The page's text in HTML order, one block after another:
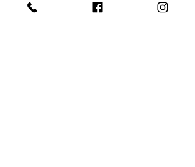
para utilizar en moscas secas, ninfas y